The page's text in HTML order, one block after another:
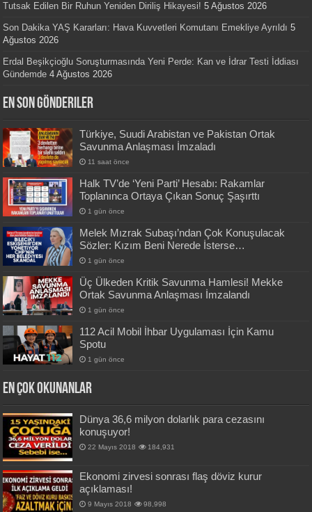
Tutsak Edilen Bir Ruhun Yeniden Diriliş Hikayesi! 5 Ağustos 2026
Son Dakika YAŞ Kararları: Hava Kuvvetleri Komutanı Emekliye Ayrıldı 5
Ağustos 2026
Erdal Beşikçioğlu Soruşturmasında Yeni Perde: Kan ve İdrar Testi İddiası
Gündemde 4 Ağustos 2026
En Son Gönderiler
Türkiye, Suudi Arabistan ve Pakistan Ortak
Savunma Anlaşması İmzaladı
11 saat önce
Halk TV’de ‘Yeni Parti’ Hesabı: Rakamlar
Toplanınca Ortaya Çıkan Sonuç Şaşırttı
1 gün önce
Melek Mızrak Subaşı’ndan Çok Konuşulacak
Sözler: Kızım Beni Nerede İsterse…
1 gün önce
Üç Ülkeden Kritik Savunma Hamlesi! Mekke
Ortak Savunma Anlaşması İmzalandı
1 gün önce
112 Acil Mobil İhbar Uygulaması İçin Kamu
Spotu
1 gün önce
En Çok okunanlar
Dünya 36,6 milyon dolarlık para cezasını
konuşuyor!
22 Mayıs 2018 184,931
Ekonomi zirvesi sonrası flaş döviz kurur
açıklaması!
9 Mayıs 2018 98,998